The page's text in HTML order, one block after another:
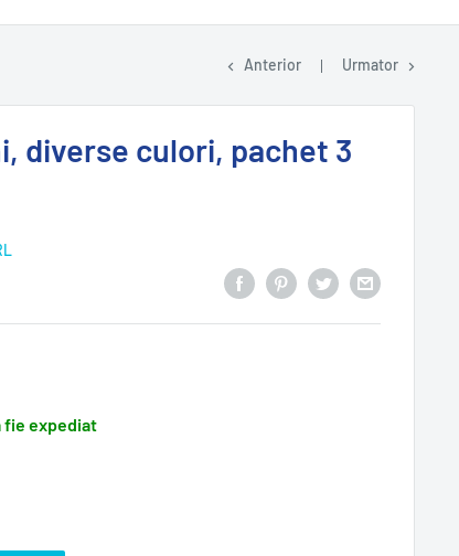
Anterior Urmator
diverse culori, pachet 3
fie expediat